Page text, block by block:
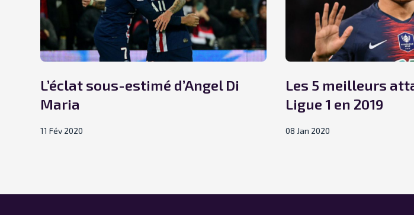
L’éclat sous-estimé d’Angel Di
Maria
11 Fév 2020
Les 5 meilleurs
Ligue 1 en 2019
08 Jan 2020